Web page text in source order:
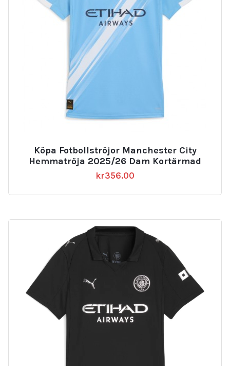
Köpa Fotbollströjor Manchester City
Hemmatröja 2025/26 Dam Kortärmad
kr356.00